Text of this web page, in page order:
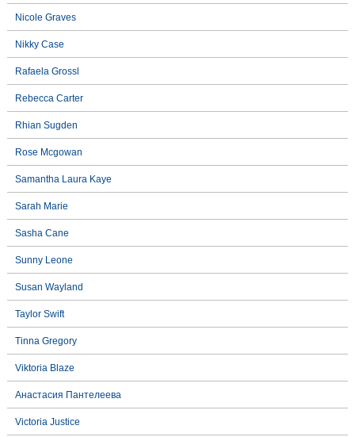
Nicole Graves
Nikky Case
Rafaela Grossl
Rebecca Carter
Rhian Sugden
Rose Mcgowan
Samantha Laura Kaye
Sarah Marie
Sasha Cane
Sunny Leone
Susan Wayland
Taylor Swift
Tinna Gregory
Viktoria Blaze
Анастасия Пантелеева
Victoria Justice